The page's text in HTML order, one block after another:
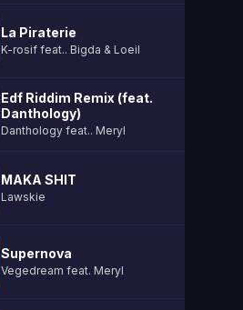
La Piraterie
K-rosif feat.. Bigda & Loeil
Edf Riddim Remix (feat.
Danthology)
Danthology feat.. Meryl
MAKA SHIT
Lawskie
Supernova
Vegedream feat. Meryl